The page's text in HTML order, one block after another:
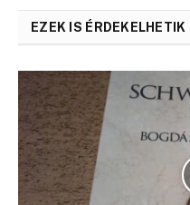
EZEK IS ÉRDEKELHETIK